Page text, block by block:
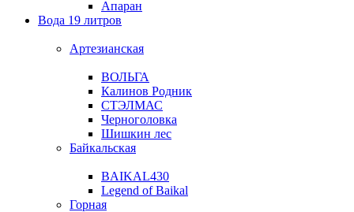
Апаран
Вода 19 литров
Артезианская
ВОЛЬГА
Калинов Родник
СТЭЛМАС
Черноголовка
Шишкин лес
Байкальская
BAIKAL430
Legend of Baikal
Горная